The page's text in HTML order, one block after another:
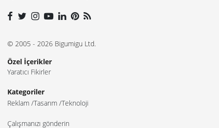
© 2005 - 2026 Bigumigu Ltd.
Özel İçerikler
Yaratıcı Fikirler
Kategoriler
Reklam Tasarım Teknoloji
Çalışmanızı gönderin